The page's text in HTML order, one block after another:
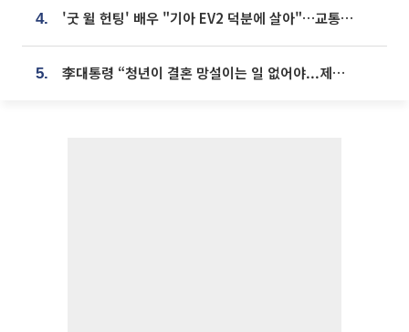
4. '굿 윌 헌팅' 배우 "기아 EV2 덕분에 살아"…교통사고 후 안전성 극찬
5. 李대통령 “청년이 결혼 망설이는 일 없어야...제도상 불이익 조사”